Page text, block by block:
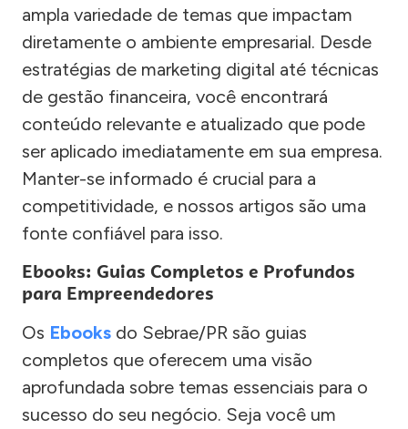
ampla variedade de temas que impactam
diretamente o ambiente empresarial. Desde
estratégias de marketing digital até técnicas
de gestão financeira, você encontrará
conteúdo relevante e atualizado que pode
ser aplicado imediatamente em sua empresa.
Manter-se informado é crucial para a
competitividade, e nossos artigos são uma
fonte confiável para isso.
Ebooks: Guias Completos e Profundos
para Empreendedores
Os Ebooks do Sebrae/PR são guias
completos que oferecem uma visão
aprofundada sobre temas essenciais para o
sucesso do seu negócio. Seja você um